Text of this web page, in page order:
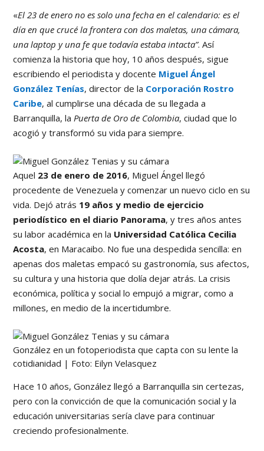
«El 23 de enero no es solo una fecha en el calendario: es el
día en que crucé la frontera con dos maletas, una cámara,
una laptop y una fe que todavía estaba intacta”. Así
comienza la historia que hoy, 10 años después, sigue
escribiendo el periodista y docente Miguel Ángel
González Tenías, director de la Corporación Rostro
Caribe, al cumplirse una década de su llegada a
Barranquilla, laPuerta de Oro de Colombia, ciudad que lo
acogió y transformó su vida para siempre.
Aquel 23 de enero de 2016, Miguel Ángel llegó
procedente de Venezuela y comenzar un nuevo ciclo en su
vida. Dejó atrás 19 años y medio de ejercicio
periodístico en el diario Panorama, y tres años antes
su labor académica en la Universidad Católica Cecilia
Acosta, en Maracaibo. No fue una despedida sencilla: en
apenas dos maletas empacó su gastronomía, sus afectos,
su cultura y una historia que dolía dejar atrás. La crisis
económica, política y social lo empujó a migrar, como a
millones, en medio de la incertidumbre.
González en un fotoperiodista que capta con su lente la
cotidianidad | Foto: Eilyn Velasquez
Hace 10 años, González llegó a Barranquilla sin certezas,
pero con la convicción de que la comunicación social y la
educación universitarias sería clave para continuar
creciendo profesionalmente.